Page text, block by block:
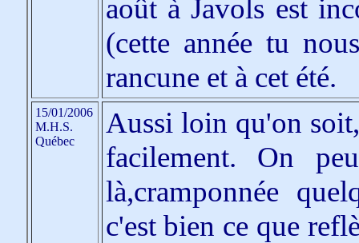
août à Javols est
(cette année tu
rancune et à cet été.
15/01/2006
M.H.S.
Québec
Aussi loin qu'on
facilement. On
là,cramponnée
c'est bien ce que